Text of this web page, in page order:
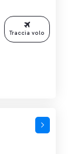
Traccia volo